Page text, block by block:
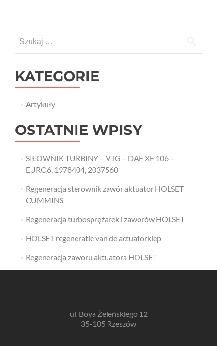
KATEGORIE
Artykuły
OSTATNIE WPISY
SIŁOWNIK TURBINY – VTG – DAF XF 106 –
EURO6, 1978404, 2037560
Regeneracja sterownik zawór aktuator HOLSET
CUMMINS
Regeneracja turbosprężarek i zaworów HOLSET
HOLSET regeneratie van de actuatorklep
Regeneracja zaworu aktuatora HOLSET
ul. Boya Żeleńskiego 12
35-105 Rzeszów